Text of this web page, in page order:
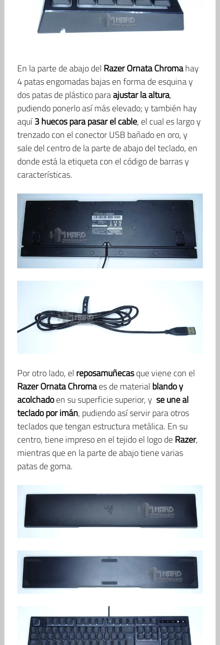
En la parte de abajo del Razer Ornata Chromahay
4 patas engomadas bajas en forma de esquina y
dos patas de plástico paraajustar la altura,
pudiendo ponerlo así más elevado; y también hay
aquí3 huecos para pasar el cable, el cual es largo y
trenzado con el conector USB bañado en oro, y
sale del centro de la parte de abajo del teclado, en
donde está la etiqueta con el código de barras y
características.
Por otro lado, el reposamuñecasque viene con el
Razer Ornata Chromaes de material blando y
acolchadoen su superficie superior, y se une al
teclado por imán, pudiendo así servir para otros
teclados que tengan estructura metálica. En su
centro, tiene impreso en el tejido el logo deRazer,
mientras que en la parte de abajo tiene varias
patas de goma.